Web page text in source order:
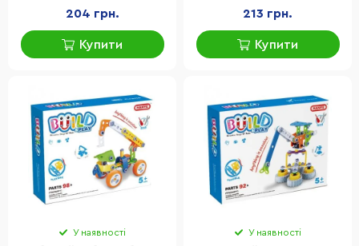
204 грн.
Купити
213 грн.
Купити
У наявності У наявності